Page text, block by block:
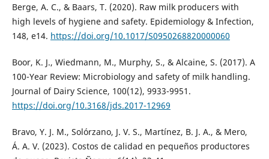
Berge, A. C., & Baars, T. (2020). Raw milk producers with
high levels of hygiene and safety. Epidemiology & Infection,
148, e14. https://doi.org/10.1017/S0950268820000060
Boor, K. J., Wiedmann, M., Murphy, S., & Alcaine, S. (2017). A
100-Year Review: Microbiology and safety of milk handling.
Journal of Dairy Science, 100(12), 9933-9951.
https://doi.org/10.3168/jds.2017-12969
Bravo, Y. J. M., Solórzano, J. V. S., Martínez, B. J. A., & Mero,
Á. A. V. (2023). Costos de calidad en pequeños productores